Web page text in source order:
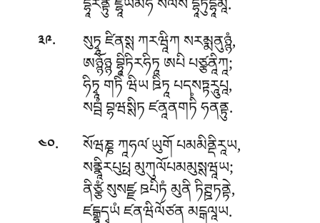
༣༩. སུཏྭཱ ཛིནསྶ ཀརཝཱིཀ སརམྨནུཉྙཾ,
ཨཉྙོཉྙ བྷཱིཏིརཧིཏཱ ཨཔི པཙྩནཱིཀཱ;
ཧིཏྭཱ གཏིཾ ཝིཡ ཋིཏཱ པདསཏྟརཱུཔཱ,
སབྦཾ བྷཝསྶིཏ ཛནཱནགཏིཾ ཧནནྟུ.
༤༠. སོཝཎྞ ཀཱཧལ༹ ཡུགོ པམམིནྡིརཱཡ,
སནྣཱིརཔུཔྥ མུཀུལོཔམམུསྶཝཱཡ;
ནིཙྩཾ སུསཛྫ ཋཔིཏཾ མུནི ཏིཊྛཏནྟེ,